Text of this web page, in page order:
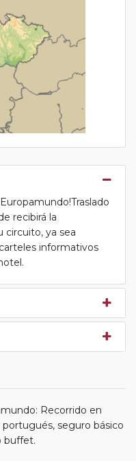
recibirá la
circuito, ya sea
informativos
Recorrido en
seguro básico
buffet.